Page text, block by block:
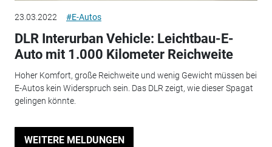
23.03.2022 #E-Autos
DLR Interurban Vehicle: Leichtbau-E-
Auto mit 1.000 Kilometer Reichweite
Hoher Komfort, große Reichweite und wenig Gewicht müssen bei
E-Autos kein Widerspruch sein. Das DLR zeigt, wie dieser Spagat
gelingen könnte.
WEITERE MELDUNGEN